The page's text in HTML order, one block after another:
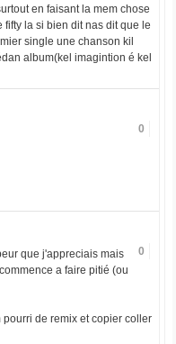
en faisant la mem chose
fifty la si bien dit nas dit que le
single une chanson kil
album(kel imagintion é kel
0
0
que j'appreciais mais
a faire pitié (ou
de remix et copier coller